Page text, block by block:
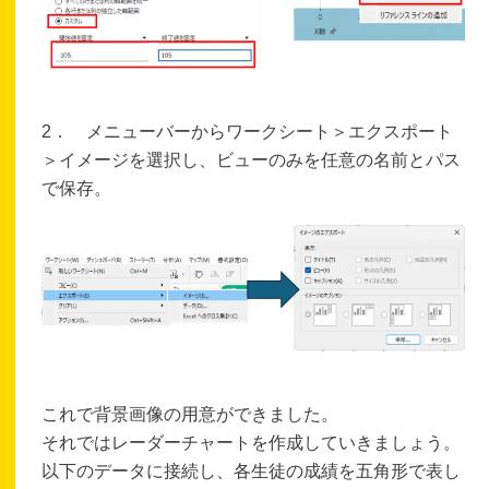
2． メニューバーからワークシート＞エクスポート
＞イメージを選択し、ビューのみを任意の名前とパス
で保存。
これで背景画像の用意ができました。
それではレーダーチャートを作成していきましょう。
以下のデータに接続し、各生徒の成績を五角形で表し